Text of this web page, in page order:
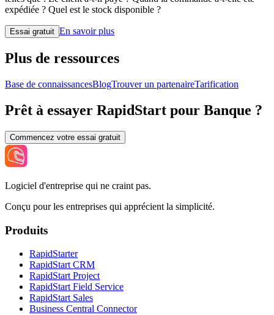
expédiée ? Quel est le stock disponible ?
Essai gratuit En savoir plus
Plus de ressources
Base de connaissancesBlogTrouver un partenaireTarification
Prêt à essayer RapidStart pour Banque ?
Commencez votre essai gratuit
Logiciel d'entreprise qui ne craint pas.
Conçu pour les entreprises qui apprécient la simplicité.
Produits
RapidStarter
RapidStart CRM
RapidStart Project
RapidStart Field Service
RapidStart Sales
Business Central Connector